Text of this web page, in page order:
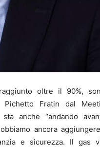
oltre il 90%,
Pichetto Fratin dal
anche “andando
ancora
e sicurezza. Il gas